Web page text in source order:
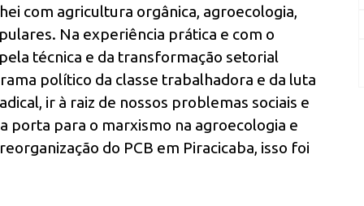
com agricultura orgânica, agroecologia,
Na experiência prática e com o
técnica e da transformação setorial
político da classe trabalhadora e da luta
ir à raiz de nossos problemas sociais e
porta para o marxismo na agroecologia e
do PCB em Piracicaba, isso foi